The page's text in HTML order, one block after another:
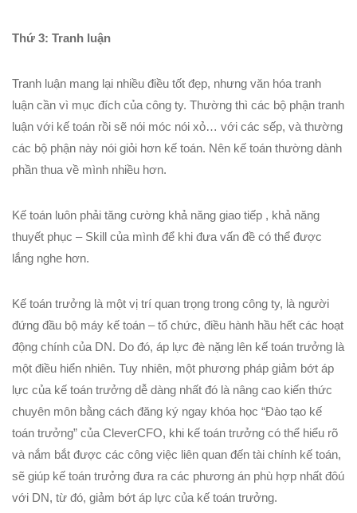
Thứ 3: Tranh luận
Tranh luận mang lại nhiều điều tốt đẹp, nhưng văn hóa tranh
luận cần vì mục đích của công ty. Thường thì các bộ phận tranh
luận với kế toán rồi sẽ nói móc nói xỏ… với các sếp, và thường
các bộ phận này nói giỏi hơn kế toán. Nên kế toán thường dành
phần thua về mình nhiều hơn.
Kế toán luôn phải tăng cường khả năng giao tiếp , khả năng
thuyết phục – Skill của mình để khi đưa vấn đề có thể được
lắng nghe hơn.
Kế toán trưởng là một vị trí quan trọng trong công ty, là người
đứng đầu bộ máy kế toán – tổ chức, điều hành hầu hết các hoạt
động chính của DN. Do đó, áp lực đè nặng lên kế toán trưởng là
một điều hiển nhiên. Tuy nhiên, một phương pháp giảm bớt áp
lực của kế toán trưởng dễ dàng nhất đó là nâng cao kiến thức
chuyên môn bằng cách đăng ký ngay khóa học “Đào tạo kế
toán trưởng” của CleverCFO, khi kế toán trưởng có thể hiểu rõ
và nắm bắt được các công việc liên quan đến tài chính kế toán,
sẽ giúp kế toán trưởng đưa ra các phương án phù hợp nhất đôú
với DN, từ đó, giảm bớt áp lực của kế toán trưởng.